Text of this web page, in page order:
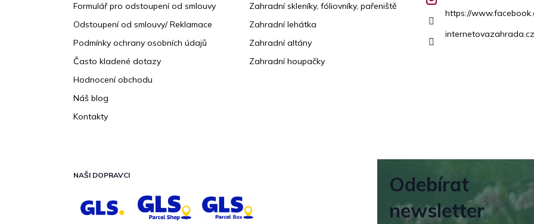
Formulář pro odstoupení od smlouvy
Odstoupení od smlouvy/ Reklamace
Podmínky ochrany osobních údajů
Často kladené dotazy
Hodnocení obchodu
Náš blog
Kontakty
Zahradní skleníky, fóliovníky, pařeniště
Zahradní lehátka
Zahradní altány
Zahradní houpačky
https://
NAŠI DOPRAVCI
Odebírat
newsletter